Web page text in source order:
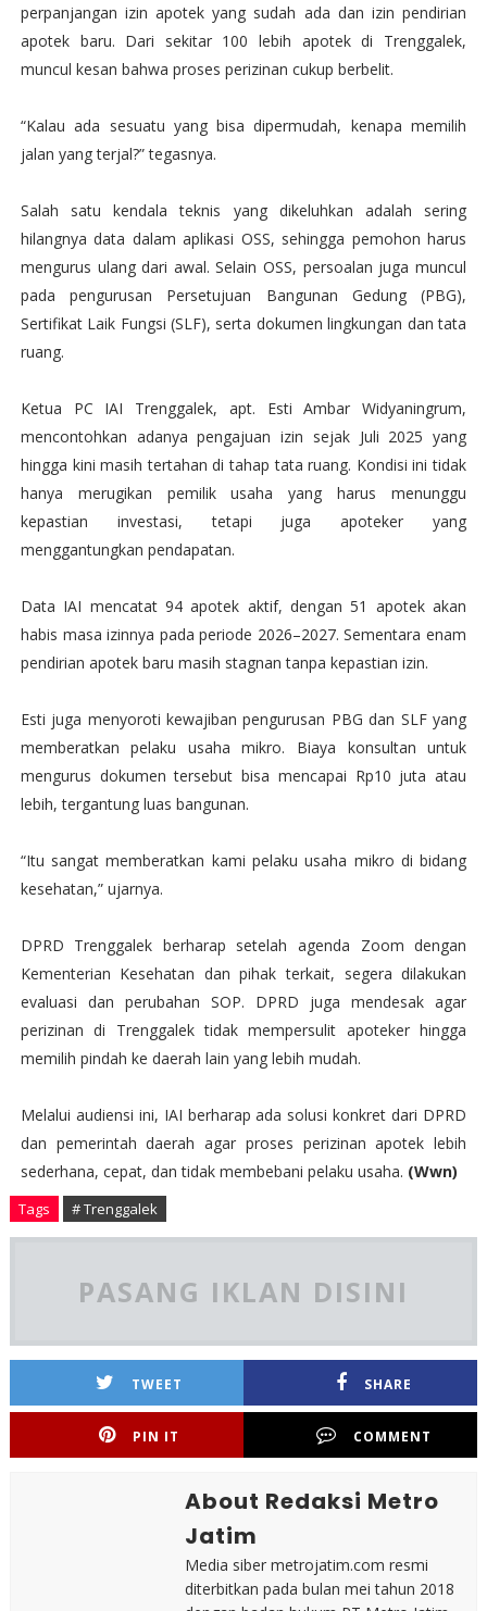
perpanjangan izin apotek yang sudah ada dan izin pendirian
apotek baru. Dari sekitar 100 lebih apotek di Trenggalek,
muncul kesan bahwa proses perizinan cukup berbelit.
“Kalau ada sesuatu yang bisa dipermudah, kenapa memilih
jalan yang terjal?” tegasnya.
Salah satu kendala teknis yang dikeluhkan adalah sering
hilangnya data dalam aplikasi OSS, sehingga pemohon harus
mengurus ulang dari awal. Selain OSS, persoalan juga muncul
pada pengurusan Persetujuan Bangunan Gedung (PBG),
Sertifikat Laik Fungsi (SLF), serta dokumen lingkungan dan tata
ruang.
Ketua PC IAI Trenggalek, apt. Esti Ambar Widyaningrum,
mencontohkan adanya pengajuan izin sejak Juli 2025 yang
hingga kini masih tertahan di tahap tata ruang. Kondisi ini tidak
hanya merugikan pemilik usaha yang harus menunggu
kepastian investasi, tetapi juga apoteker yang
menggantungkan pendapatan.
Data IAI mencatat 94 apotek aktif, dengan 51 apotek akan
habis masa izinnya pada periode 2026–2027. Sementara enam
pendirian apotek baru masih stagnan tanpa kepastian izin.
Esti juga menyoroti kewajiban pengurusan PBG dan SLF yang
memberatkan pelaku usaha mikro. Biaya konsultan untuk
mengurus dokumen tersebut bisa mencapai Rp10 juta atau
lebih, tergantung luas bangunan.
“Itu sangat memberatkan kami pelaku usaha mikro di bidang
kesehatan,” ujarnya.
DPRD Trenggalek berharap setelah agenda Zoom dengan
Kementerian Kesehatan dan pihak terkait, segera dilakukan
evaluasi dan perubahan SOP. DPRD juga mendesak agar
perizinan di Trenggalek tidak mempersulit apoteker hingga
memilih pindah ke daerah lain yang lebih mudah.
Melalui audiensi ini, IAI berharap ada solusi konkret dari DPRD
dan pemerintah daerah agar proses perizinan apotek lebih
sederhana, cepat, dan tidak membebani pelaku usaha. (Wwn)
Tags # Trenggalek
PASANG IKLAN DISINI
TWEET SHARE
PIN IT COMMENT
About Redaksi Metro
Jatim
Media siber metrojatim.com resmi
diterbitkan pada bulan mei tahun 2018